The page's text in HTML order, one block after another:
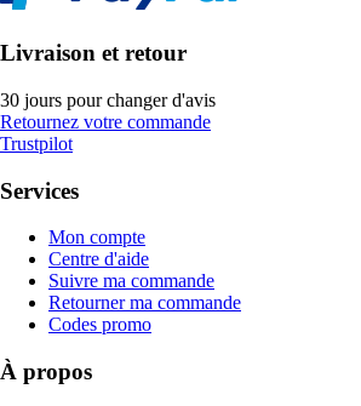
Livraison et retour
30 jours pour changer d'avis
Retournez votre commande
Trustpilot
Services
Mon compte
Centre d'aide
Suivre ma commande
Retourner ma commande
Codes promo
À propos